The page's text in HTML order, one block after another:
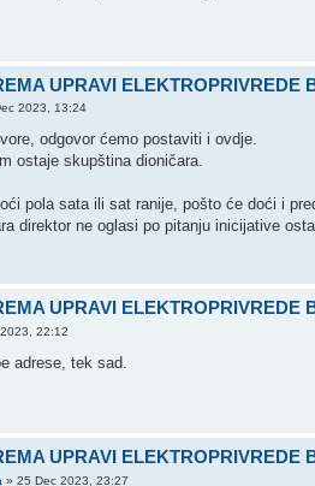
UPRAVI ELEKTROPRIVREDE
2023, 13:24
odgovor ćemo postaviti i ovdje.
ostaje skupština dioničara.
pola sata ili sat ranije, pošto će doći i
direktor ne oglasi po pitanju inicijative
UPRAVI ELEKTROPRIVREDE
22:12
adrese, tek sad.
UPRAVI ELEKTROPRIVREDE
» 25 Dec 2023, 23:27